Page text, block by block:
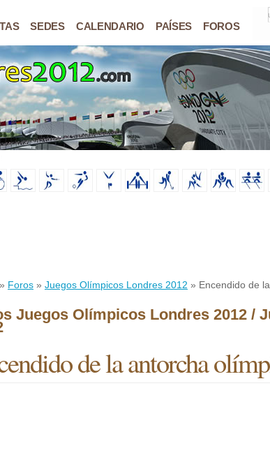
SEDES CALENDARIO PAÍSES FOROS
» Foros » Juegos Olímpicos Londres 2012 » Encendido de
Juegos Olímpicos Londres 2012 /
de la antorcha